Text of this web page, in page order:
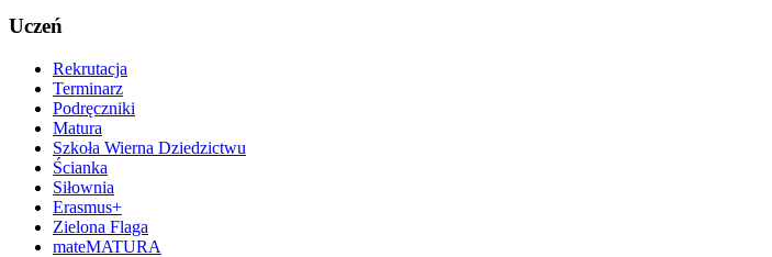
Uczeń
Rekrutacja
Terminarz
Podręczniki
Matura
Szkoła Wierna Dziedzictwu
Ścianka
Siłownia
Erasmus+
Zielona Flaga
mateMATURA